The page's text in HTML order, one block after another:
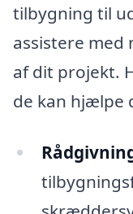
tilbygning til
assistere med
af dit projekt.
de kan hjælpe